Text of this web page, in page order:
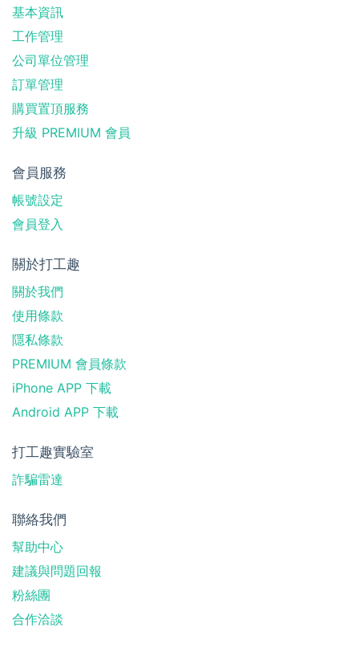
基本資訊
工作管理
公司單位管理
訂單管理
購買置頂服務
升級 PREMIUM 會員
會員服務
帳號設定
會員登入
關於打工趣
關於我們
使用條款
隱私條款
PREMIUM 會員條款
iPhone APP 下載
Android APP 下載
打工趣實驗室
詐騙雷達
聯絡我們
幫助中心
建議與問題回報
粉絲團
合作洽談